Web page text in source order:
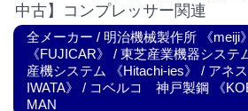
中古】コンプレッサー関連
全メーカー / 明治機械製作所 《meiji》
《FUJICAR》
/ 東芝産業機器システ
産機システム 《Hitachi-ies》
/ アネ
IWATA》
/ コベルコ 神戸製鋼 《
MAN